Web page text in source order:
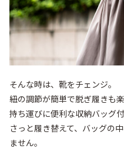
そんな時は、靴をチェンジ。
紐の調節が簡単で脱ぎ履きも
持ち運びに便利な収納バッグ
さっと履き替えて、バッグの
ません。